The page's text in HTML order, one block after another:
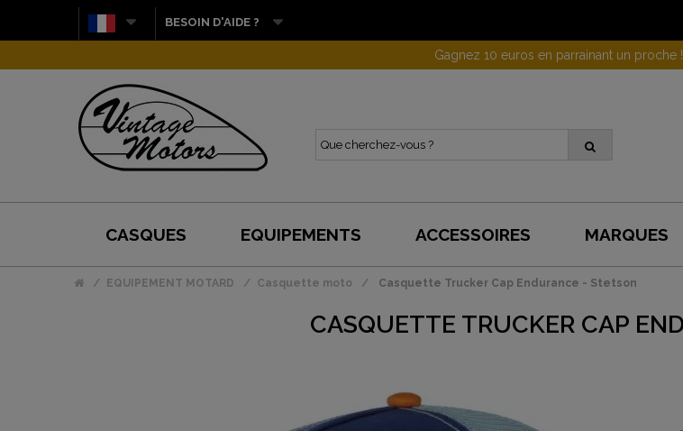
BESOIN D'AIDE ?
Gagnez 10 euros en parrainant un proche !
CASQUES EQUIPEMENTS ACCESSOIRES MARQUES
EQUIPEMENT MOTARD Casquette moto Casquette Trucker Cap Endurance - Stetson
CASQUETTE TRUCKER CAP